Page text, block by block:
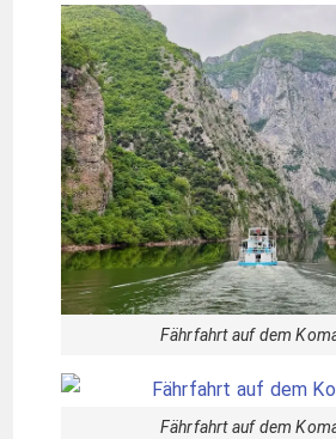
Fährfahrt auf dem
Fährfahrt auf dem